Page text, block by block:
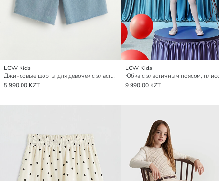
LCW Kids
Джинсовые шорты для девочек с эластичным поясом
5 990,00 KZT
LCW Kids
9 990,00 KZT